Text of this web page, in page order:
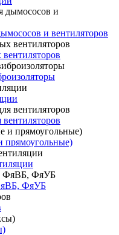
и вентиляторов
прямоугольные)
ФяУБ